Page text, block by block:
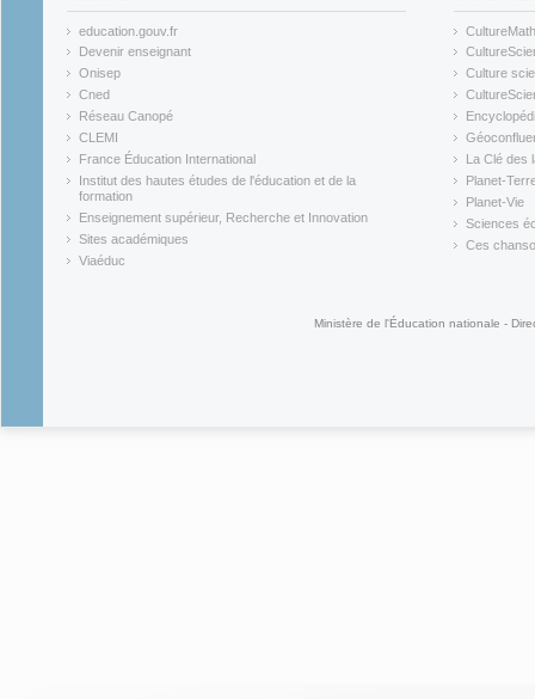
education.gouv.fr
(link is external)
Devenir enseignant
(link is external)
Onisep
(link is external)
Cned
(link is external)
Réseau Canopé
(link is external)
CLEMI
(link is external)
France Éducation International
(link is external)
Institut des hautes études de l'éducation et de la
formation
(link is external)
Enseignement supérieur, Recherche et Innovation
(link is external)
Sites académiques
(link is external)
Viaéduc
CultureMath
(link is
(link is
Culture
(link is
(link is
(link is
La Clé des
(link is
Planet-
(link is
Planet-Vie
(link is
Sciences
(link is
Ces
Ministère de l'Éducation nationale -